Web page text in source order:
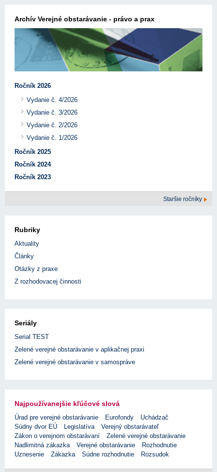
Archív Verejné obstarávanie - právo a prax
Ročník 2026
Vydanie č. 4/2026
Vydanie č. 3/2026
Vydanie č. 2/2026
Vydanie č. 1/2026
Ročník 2025
Ročník 2024
Ročník 2023
Staršie ročníky
Rubriky
Aktuality
Články
Otázky z praxe
Z rozhodovacej činnosti
Seriály
Serial TEST
Zelené verejné obstarávanie v aplikačnej praxi
Zelené verejné obstarávanie v samospráve
Najpoužívanejšie kľúčové slová
Úrad pre verejné obstarávanie Eurofondy
Uchádzač
Súdny dvor EÚ
Legislatíva
Verejný obstarávateľ
Zákon o verejnom obstarávaní
Zelené verejné obstarávanie
Nadlimitná zákazka
Verejné obstarávanie
Rozhodnutie
Uznesenie
Zákazka Súdne rozhodnutie Rozsudok